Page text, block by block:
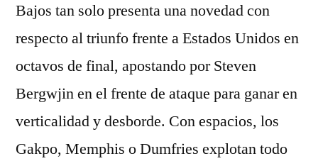
Bajos tan solo presenta una novedad con
respecto al triunfo frente a Estados Unidos en
octavos de final, apostando por Steven
Bergwjin en el frente de ataque para ganar en
verticalidad y desborde. Con espacios, los
Gakpo, Memphis o Dumfries explotan todo